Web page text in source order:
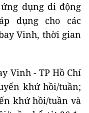
dụng di động
dụng cho các
Vinh, thời gian
Vinh - TP Hồ Chí
khứ hồi/tuần;
khứ hồi/tuần và